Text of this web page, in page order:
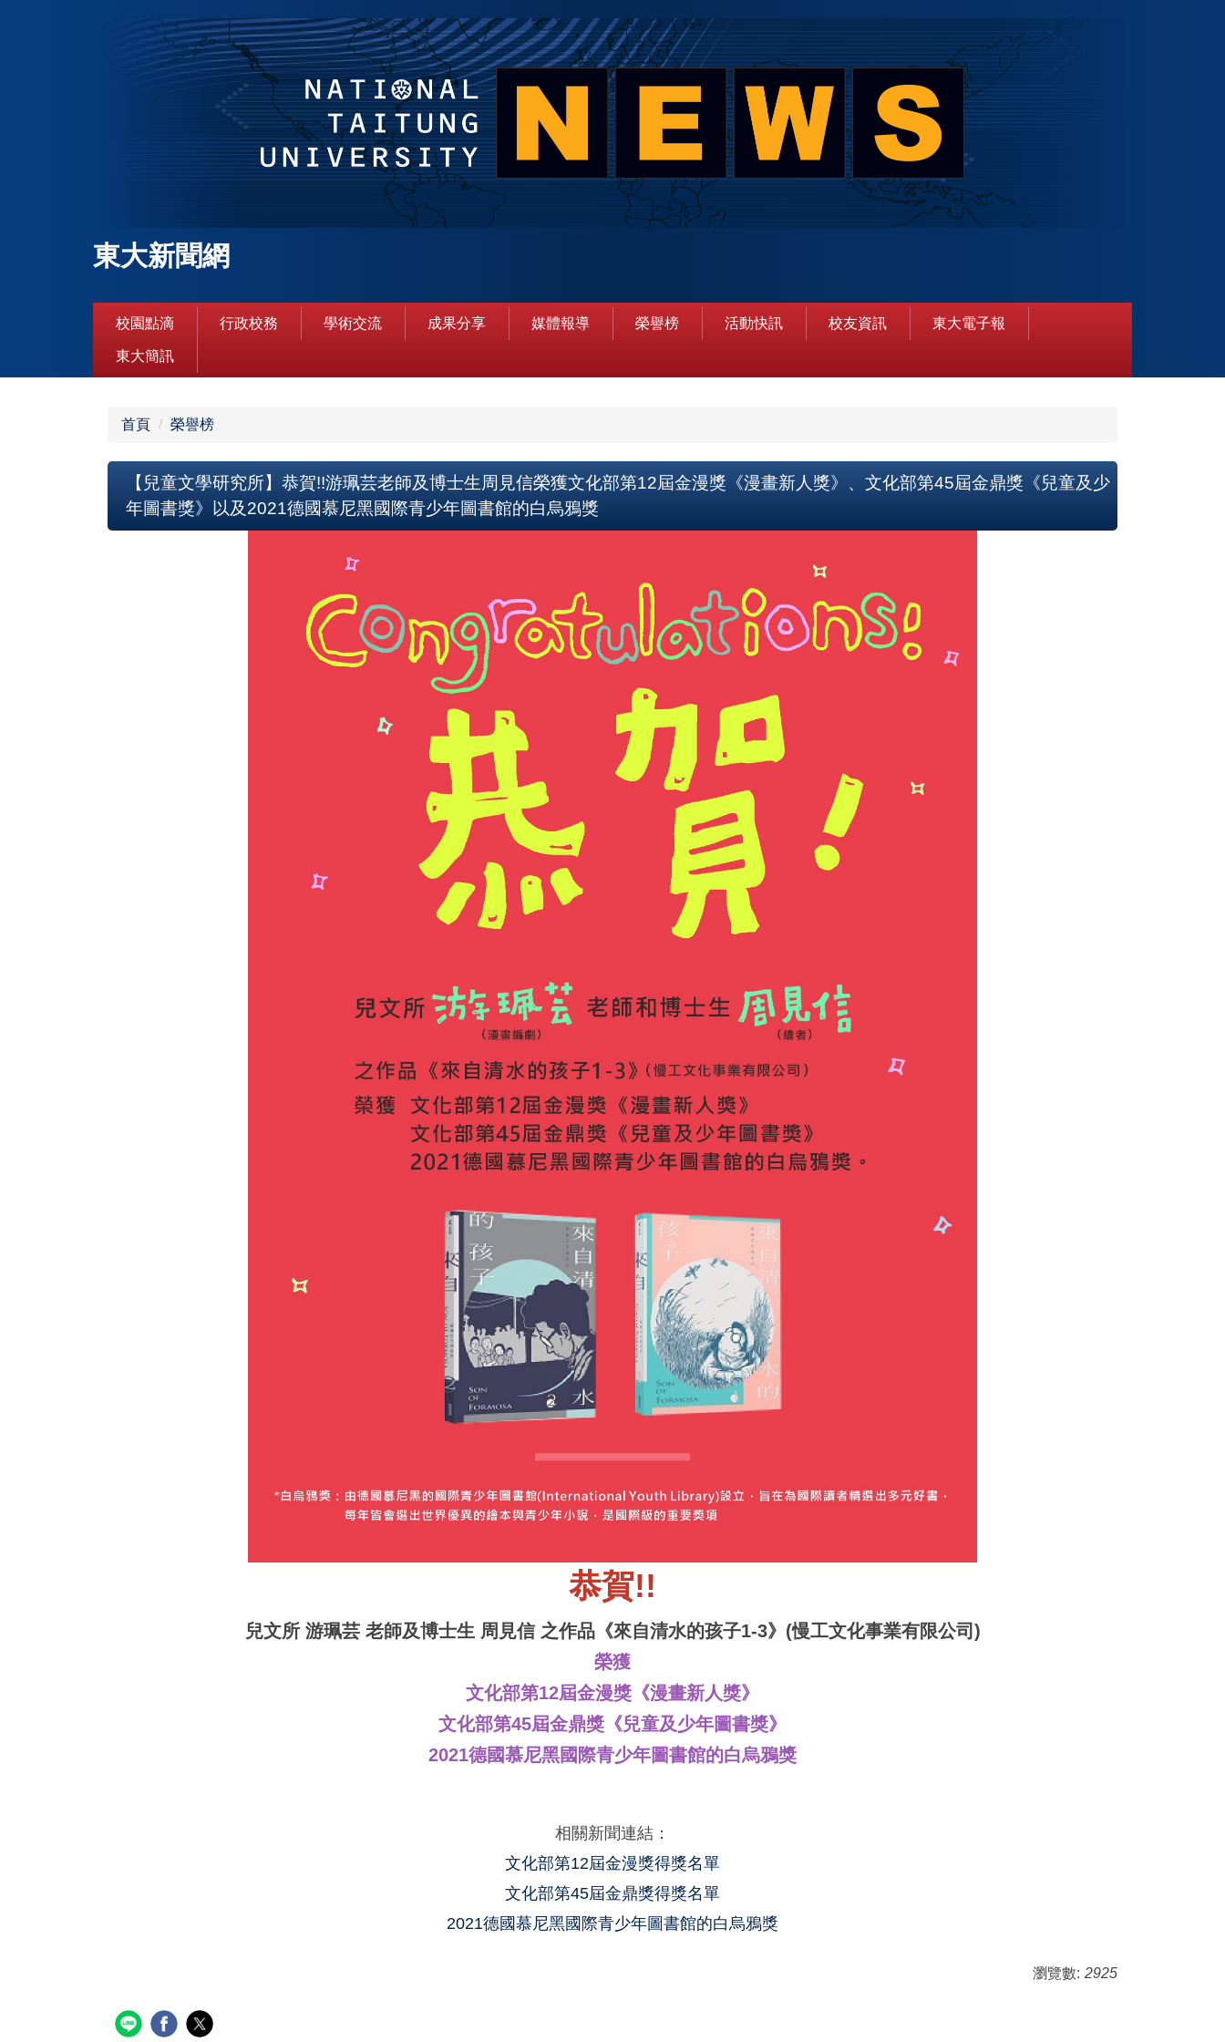
東大新聞網
校園點滴 行政校務 學術交流 成果分享 媒體報導 榮譽榜 活動快訊 校友資訊 東大電子報
東大簡訊
首頁 榮譽榜
【兒童文學研究所】恭賀!!游珮芸老師及博士生周見信榮獲文化部第12屆金漫獎《漫畫新人獎》、文化部第45屆金鼎獎《兒童及少
年圖書獎》以及2021德國慕尼黑國際青少年圖書館的白烏鴉獎
恭賀!!
兒文所 游珮芸 老師及博士生 周見信 之作品《來自清水的孩子1-3》(慢工文化事業有限公司)
榮獲
文化部第12屆金漫獎《漫畫新人獎》
文化部第45屆金鼎獎《兒童及少年圖書獎》
2021德國慕尼黑國際青少年圖書館的白烏鴉獎
相關新聞連結：
文化部第12屆金漫獎得獎名單
文化部第45屆金鼎獎得獎名單
2021德國慕尼黑國際青少年圖書館的白烏鴉獎
瀏覽數: 2925